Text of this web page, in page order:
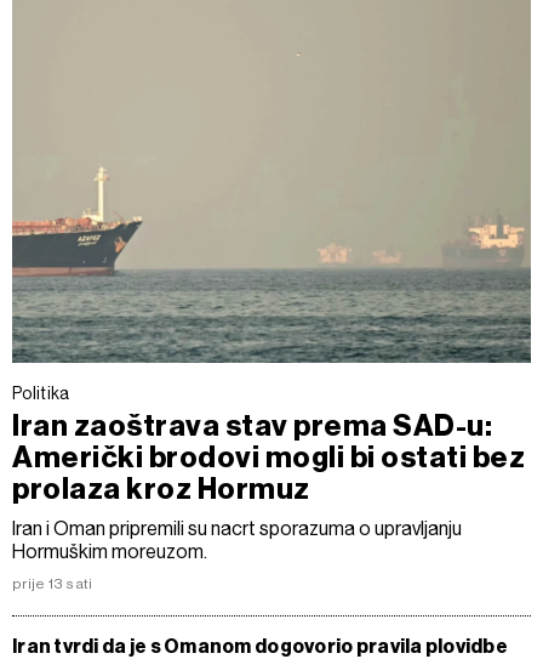
Politika
Iran zaoštrava stav prema SAD-u:
Američki brodovi mogli bi ostati bez
prolaza kroz Hormuz
Iran i Oman pripremili su nacrt sporazuma o upravljanju
Hormuškim moreuzom.
prije 13 sati
Iran tvrdi da je s Omanom dogovorio pravila plovidbe